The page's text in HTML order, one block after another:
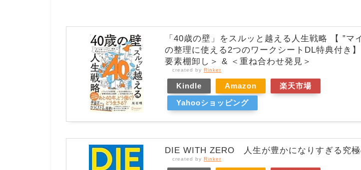
「40歳の壁」をスルッと越える人生戦略 【 ”マ
の整理に使える2つのワークシートDL特典付き
要素棚卸し＞ & ＜重ね合わせ発見＞
created by Rinker
Kindle Amazon
楽天市場
Yahooショッピング
DIE WITH ZERO 人生が豊かになりすぎる究
created by Rinker